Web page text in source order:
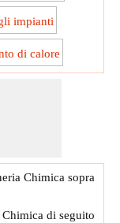
impianti
di calore
Chimica sopra
di seguito